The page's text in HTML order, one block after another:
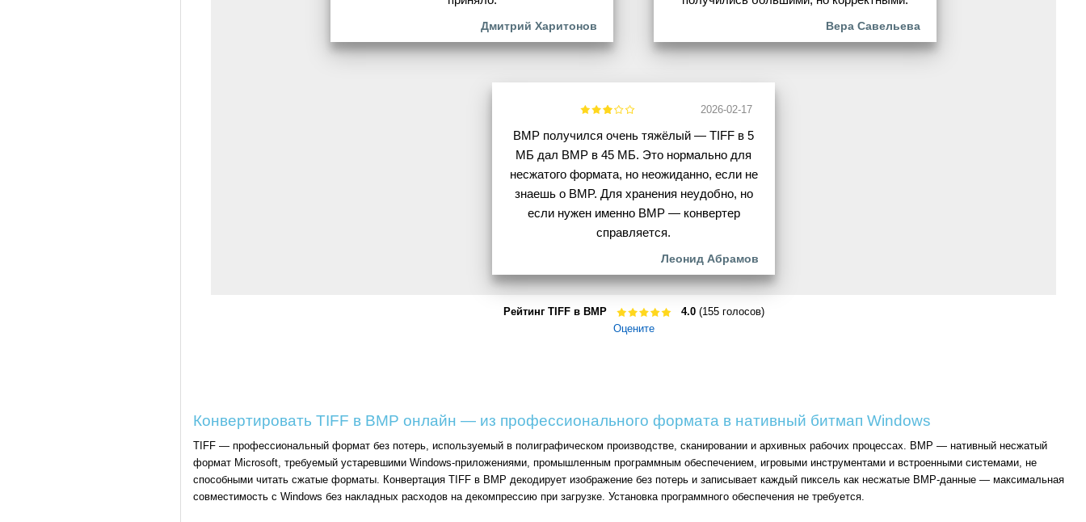
Дмитрий Харитонов Вера Савельева
2026-02-17
BMP получился очень тяжёлый — TIFF в 5
МБ дал BMP в 45 МБ. Это нормально для
несжатого формата, но неожиданно, если не
знаешь о BMP. Для хранения неудобно, но
если нужен именно BMP — конвертер
справляется.
Леонид Абрамов
Рейтинг TIFF в BMP 4.0(155 голосов)
Оцените
Конвертировать TIFF в BMP онлайн — из профессионального формата в нативный битмап Windows
TIFF — профессиональный формат без потерь, используемый в полиграфическом производстве, сканировании и архивных рабочих процессах. BMP — нативный несжатый
формат Microsoft, требуемый устаревшими Windows-приложениями, промышленным программным обеспечением, игровыми инструментами и встроенными системами, не
способными читать сжатые форматы. Конвертация TIFF в BMP декодирует изображение без потерь и записывает каждый пиксель как несжатые BMP-данные — максимальная
совместимость с Windows без накладных расходов на декомпрессию при загрузке. Установка программного обеспечения не требуется.